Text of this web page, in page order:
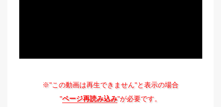
※"この動画は再生できません"と表示の場合
"ページ再読み込み"が必要です。